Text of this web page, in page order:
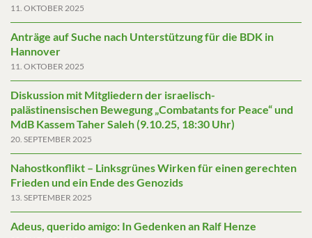
11. OKTOBER 2025
Anträge auf Suche nach Unterstützung für die BDK in
Hannover
11. OKTOBER 2025
Diskussion mit Mitgliedern der israelisch-
palästinensischen Bewegung „Combatants for Peace“ und
MdB Kassem Taher Saleh (9.10.25, 18:30 Uhr)
20. SEPTEMBER 2025
Nahostkonflikt – Linksgrünes Wirken für einen gerechten
Frieden und ein Ende des Genozids
13. SEPTEMBER 2025
Adeus, querido amigo: In Gedenken an Ralf Henze